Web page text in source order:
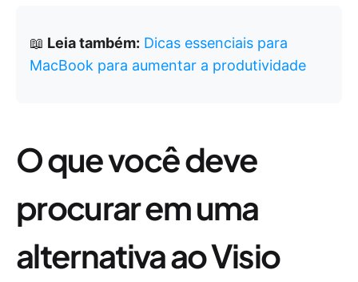
📖 Leia também: Dicas essenciais para
MacBook para aumentar a produtividade
O que você deve
procurar em uma
alternativa ao Visio